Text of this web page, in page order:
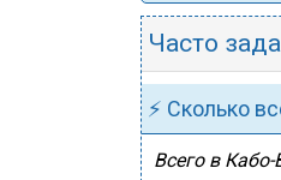
Часто
⚡ Сколько
Всего в